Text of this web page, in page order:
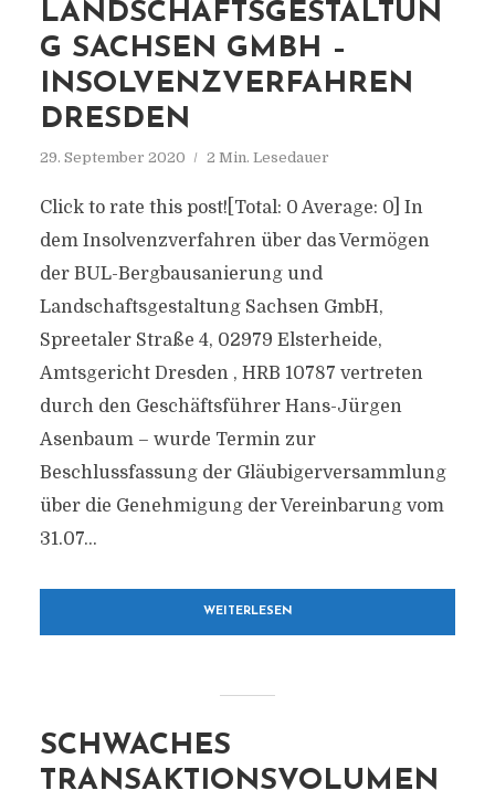
LANDSCHAFTSGESTALTUN
G SACHSEN GMBH –
INSOLVENZVERFAHREN
DRESDEN
29. September 2020 2 Min. Lesedauer
Click to rate this post![Total: 0 Average: 0] In
dem Insolvenzverfahren über das Vermögen
der BUL-Bergbausanierung und
Landschaftsgestaltung Sachsen GmbH,
Spreetaler Straße 4, 02979 Elsterheide,
Amtsgericht Dresden , HRB 10787 vertreten
durch den Geschäftsführer Hans-Jürgen
Asenbaum – wurde Termin zur
Beschlussfassung der Gläubigerversammlung
über die Genehmigung der Vereinbarung vom
31.07...
WEITERLESEN
SCHWACHES
TRANSAKTIONSVOLUMEN